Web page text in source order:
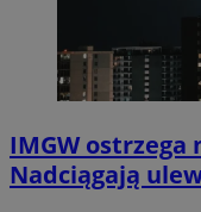
IMGW ostrzega
Nadciągają